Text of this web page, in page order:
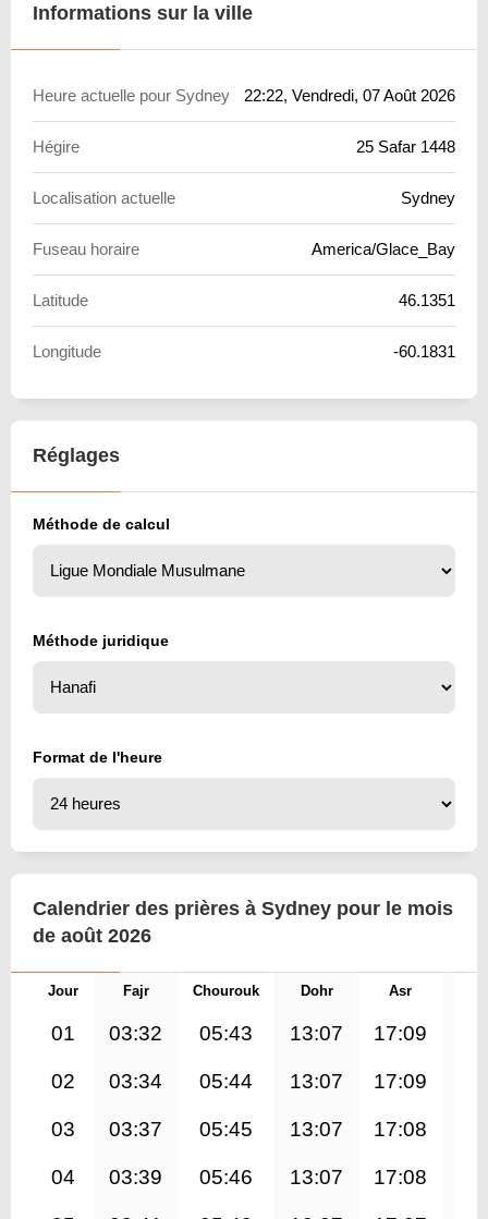
Informations sur la ville
Heure actuelle pour Sydney 22:22, Vendredi, 07 Août 2026
Hégire 25 Safar 1448
Localisation actuelle Sydney
Fuseau horaire America/Glace_Bay
Latitude 46.1351
Longitude -60.1831
Réglages
Méthode de calcul
Méthode juridique
Format de l'heure
Calendrier des prières à Sydney pour le mois
de août 2026
Jour Fajr Chourouk Dohr Asr
01 03:32 05:43 13:07 17:09
02 03:34 05:44 13:07 17:09
03 03:37 05:45 13:07 17:08
04 03:39 05:46 13:07 17:08